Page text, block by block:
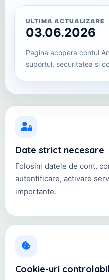
ULTIMA ACTUALIZARE
03.06.2026
Pagina acopera contul
suportul, securitatea si
Date strict necesare
Folosim datele de cont,
autentificare, activare
importante.
Cookie-uri